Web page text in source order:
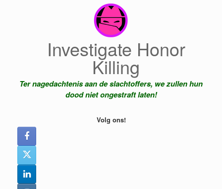
Investigate Honor
Killing
Ter nagedachtenis aan de slachtoffers, we zullen hun
dood niet ongestraft laten!
Volg ons!